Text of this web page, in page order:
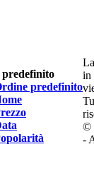
predefinito
in
©
-